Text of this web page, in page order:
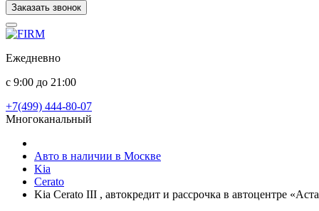
Заказать звонок
Ежедневно
с 9:00 до 21:00
+7(499) 444-80-07
Многоканальный
Авто в наличии в Москве
Kia
Cerato
Kia Cerato III , автокредит и рассрочка в автоцентре